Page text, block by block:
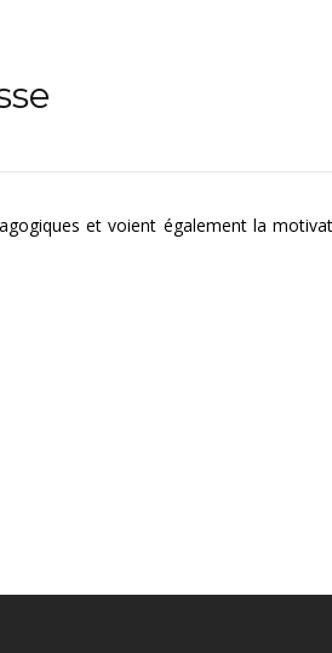
et voient également la